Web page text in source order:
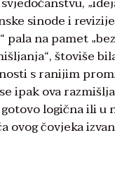
sinode i
pala na pamet
štoviše
s ranijim
ipak ova
logična ili u
ovog čovjeka